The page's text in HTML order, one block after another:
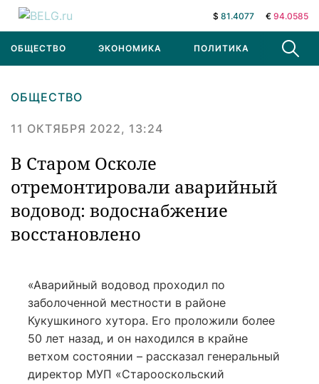
$ 81.4077 € 94.0585
ОБЩЕСТВО ЭКОНОМИКА ПОЛИТИКА В МИРЕ
ОБЩЕСТВО
11 ОКТЯБРЯ 2022, 13:24
В Старом Осколе
отремонтировали аварийный
водовод: водоснабжение
восстановлено
«Аварийный водовод проходил по
заболоченной местности в районе
Кукушкиного хутора. Его проложили более
50 лет назад, и он находился в крайне
ветхом состоянии – рассказал генеральный
директор МУП «Старооскольский